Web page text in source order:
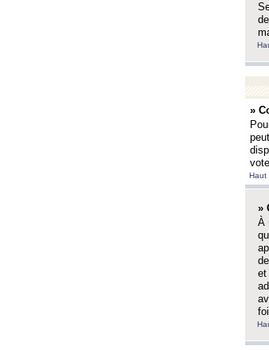
»
Haut
»
À
et